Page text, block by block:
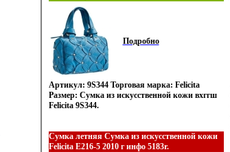
Подробно
Артикул: 9S344 Торговая марка: Felicita
Размер: Сумка из искусственной кожи вхггш
Felicita 9S344.
Сумка летняя Сумка из искусственной кожи
Felicita E216-5 2010 г инфо 5183r.